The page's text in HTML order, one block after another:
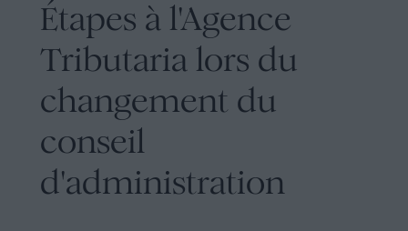
Étapes à l'Agence
Tributaria lors du
changement du
conseil
d'administration